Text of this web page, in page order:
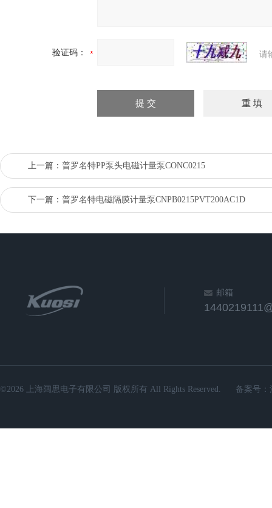
验证码： 请
上一篇： 普罗名特PP泵头电磁计量泵CONC0215
下一篇： 普罗名特电磁隔膜计量泵CNPB0215PVT200AC1D
邮箱
©2026 上海阔思电子有限公司 版权所有 All Rights Reserved. 备案号：